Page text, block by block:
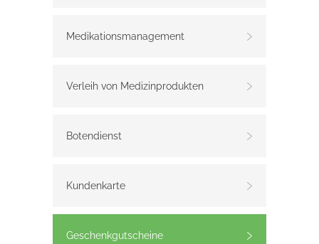
Medikationsmanagement
Verleih von Medizinprodukten
Botendienst
Kundenkarte
Geschenkgutscheine